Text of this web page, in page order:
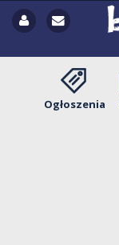
Ogłoszenia